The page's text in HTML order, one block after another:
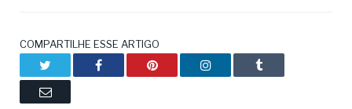
COMPARTILHE ESSE ARTIGO
Facebook Pinterest LinkedIn Tumblr
Email